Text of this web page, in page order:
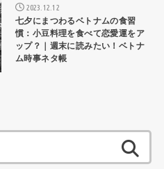
2023.12.12
七夕にまつわるベトナムの食習
慣：小豆料理を食べて恋愛運をア
ップ？｜週末に読みたい！ベトナ
ム時事ネタ帳
索: